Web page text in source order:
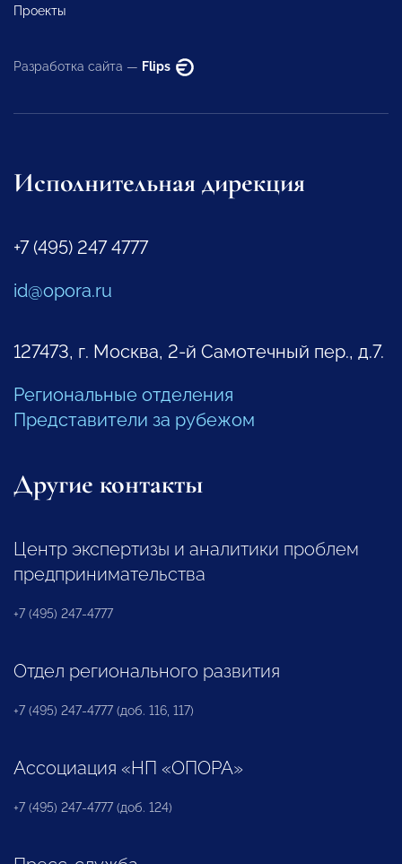
Проекты
Разработка сайта — Flips
Исполнительная дирекция
+7 (495) 247 4777
id@opora.ru
127473, г. Москва, 2-й Самотечный пер., д.7.
Региональные отделения
Представители за рубежом
Другие контакты
Центр экспертизы и аналитики проблем
предпринимательства
+7 (495) 247-4777
Отдел регионального развития
+7 (495) 247-4777 (доб. 116, 117)
Ассоциация «НП «ОПОРА»
+7 (495) 247-4777 (доб. 124)